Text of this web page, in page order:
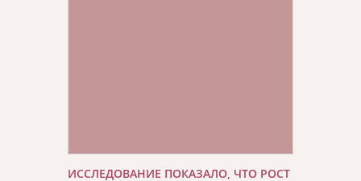
ИССЛЕДОВАНИЕ ПОКАЗАЛО, ЧТО РОСТ